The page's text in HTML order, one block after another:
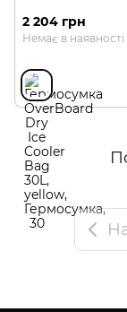
2 204 грн
Немає в наявності